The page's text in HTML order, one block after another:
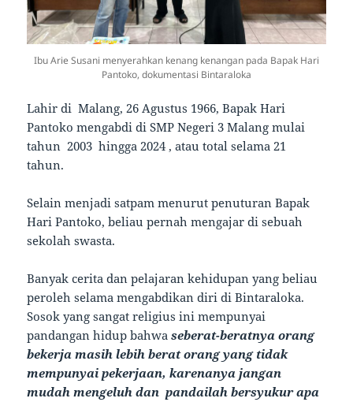
Ibu Arie Susani menyerahkan kenang kenangan pada Bapak Hari
Pantoko, dokumentasi Bintaraloka
Lahir di Malang, 26 Agustus 1966, Bapak Hari
Pantoko mengabdi di SMP Negeri 3 Malang mulai
tahun 2003 hingga 2024 , atau total selama 21
tahun.
Selain menjadi satpam menurut penuturan Bapak
Hari Pantoko, beliau pernah mengajar di sebuah
sekolah swasta.
Banyak cerita dan pelajaran kehidupan yang beliau
peroleh selama mengabdikan diri di Bintaraloka.
Sosok yang sangat religius ini mempunyai
pandangan hidup bahwaseberat-beratnya orang
bekerja masih lebih berat orang yang tidak
mempunyai pekerjaan, karenanya jangan
mudah mengeluh dan pandailah bersyukur apa